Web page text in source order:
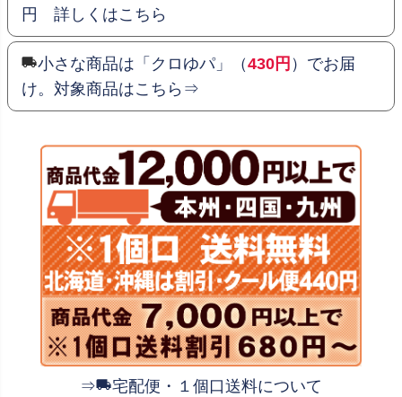
円 詳しくはこちら
小さな商品は「クロゆパ」（430円 ）でお届
け。対象商品はこちら⇒
⇒ 宅配便・１個口送料について